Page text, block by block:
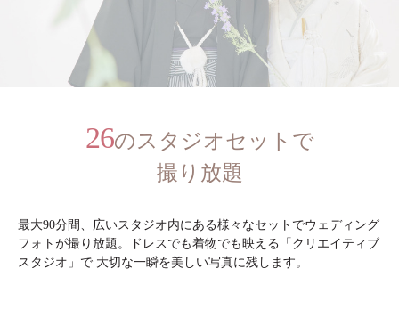
26のスタジオセットで
撮り放題
最大90分間、広いスタジオ内にある様々なセットでウェディング
フォトが撮り放題。ドレスでも着物でも映える「クリエイティブ
スタジオ」で 大切な一瞬を美しい写真に残します。